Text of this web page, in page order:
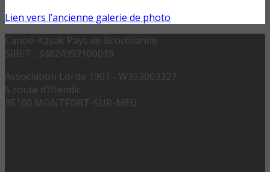
Lien vers l’ancienne galerie de photo
Canoë-Kayak Pays de Brocéliande
SIRET : 34824992100019
Association Loi de 1901 - W353003327
5 route d’Iffendic
35160 MONTFORT-SUR-MEU